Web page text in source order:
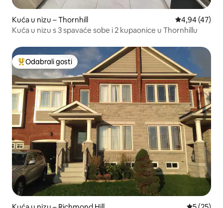
Kuća u nizu – Thornhill Prosječna
4,94 (47)
Kuća u nizu s 3 spavaće sobe i 2 kupaonice u Thornhillu
Među najviše rangiranima s oznakom „Odabrali gosti”
Odabrali gosti